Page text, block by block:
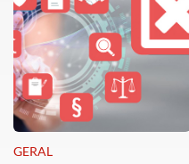
GERAL